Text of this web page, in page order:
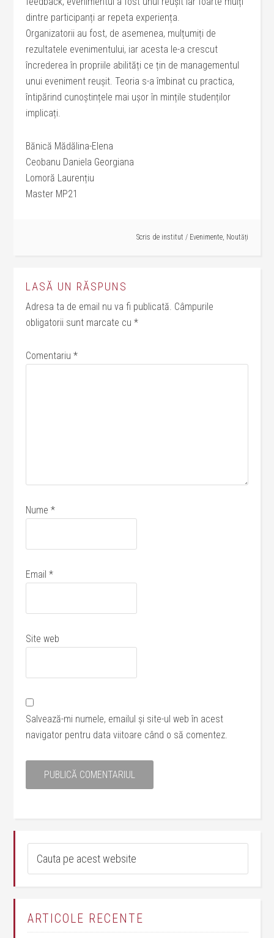
dintre participanți ar repeta experiența.
Organizatorii au fost, de asemenea, mulțumiți de
rezultatele evenimentului, iar acesta le-a crescut
încrederea în propriile abilități ce țin de managementul
unui eveniment reușit. Teoria s-a îmbinat cu practica,
întipărind cunoștințele mai ușor în mințile studenților
implicați.
Bănică Mădălina-Elena
Ceobanu Daniela Georgiana
Lomoră Laurențiu
Master MP21
Scris de institut / Evenimente, Noutăți
LASĂ UN RĂSPUNS
Adresa ta de email nu va fi publicată. Câmpurile
obligatorii sunt marcate cu*
Comentariu*
Nume*
Email*
Site web
Salvează-mi numele, emailul și site-ul web în acest
navigator pentru data viitoare când o să comentez.
ARTICOLE RECENTE